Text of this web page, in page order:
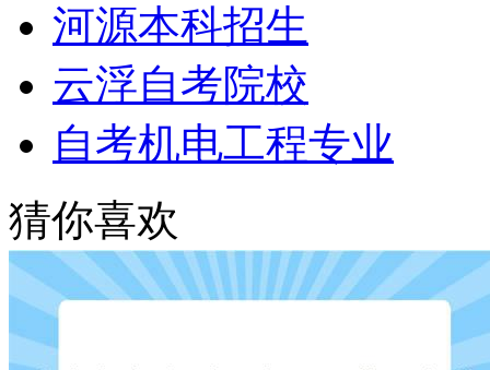
河源本科招生
云浮自考院校
自考机电工程专业
猜你喜欢